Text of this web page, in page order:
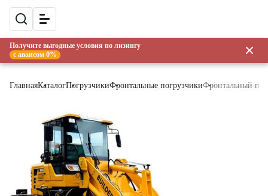
Получите выгодные условия по лизингу
с авансом 0%
ГлавнаяКаталогПогрузчикиФронтальные погрузчикиФронтальный